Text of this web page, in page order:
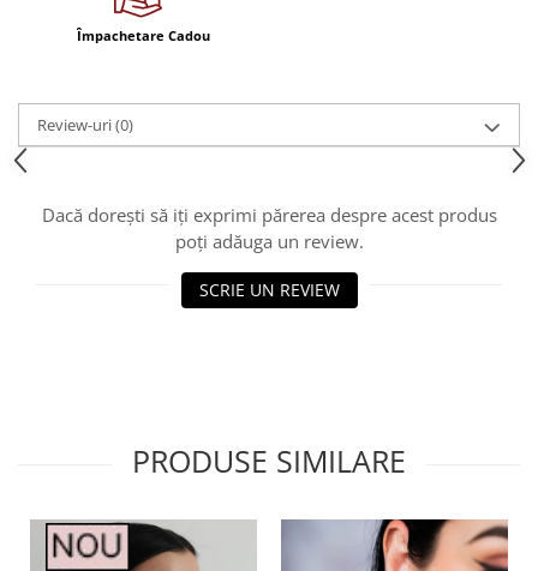
Împachetare Cadou
Review-uri(0)
Dacă dorești să iți exprimi părerea despre acest produs
poți adăuga un review.
SCRIE UN REVIEW
PRODUSE SIMILARE